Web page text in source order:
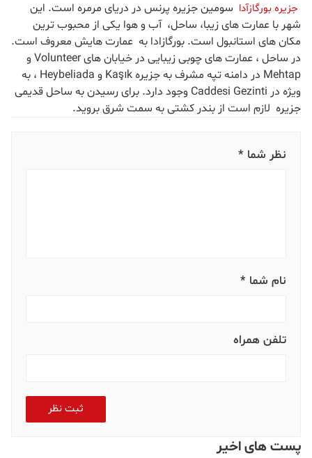
جزیره بورگازآدا سومین جزیره پرنس در دریای مرمره است. این
شهر با عمارت های زیبا، ساحل، آب و هوا یکی از محبوب ترین
مکان های استانبول است. بورگازادا به عمارت هایش معروف است.
در ساحل ، عمارت های چوبی زیبایی در خیابان های Volunteer و
Mehtap در دامنه تپه مشرف به جزیره Kaşık و Heybeliada ، به
ویژه در Caddesi Gezinti وجود دارد. برای رسیدن به ساحل قدیمی
جزیره لازم است از بندر کشتی به سمت شرق بروید.
نظر شما *
نام شما *
تلفن همراه
ثبت نظر
پست های اخیر